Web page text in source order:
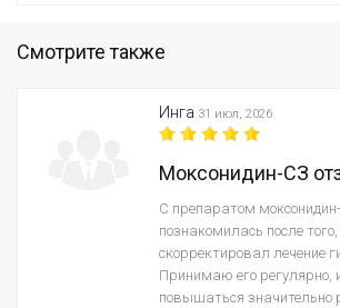
Смотрите также
Инга 31 июл, 2026
Моксонидин-СЗ
С препаратом
познакомилась после
скорректировал лечение
Принимаю его регулярно,
повышаться значительно